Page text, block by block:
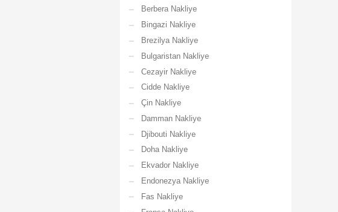
Berbera Nakliye
Bingazi Nakliye
Brezilya Nakliye
Bulgaristan Nakliye
Cezayir Nakliye
Cidde Nakliye
Çin Nakliye
Damman Nakliye
Djibouti Nakliye
Doha Nakliye
Ekvador Nakliye
Endonezya Nakliye
Fas Nakliye